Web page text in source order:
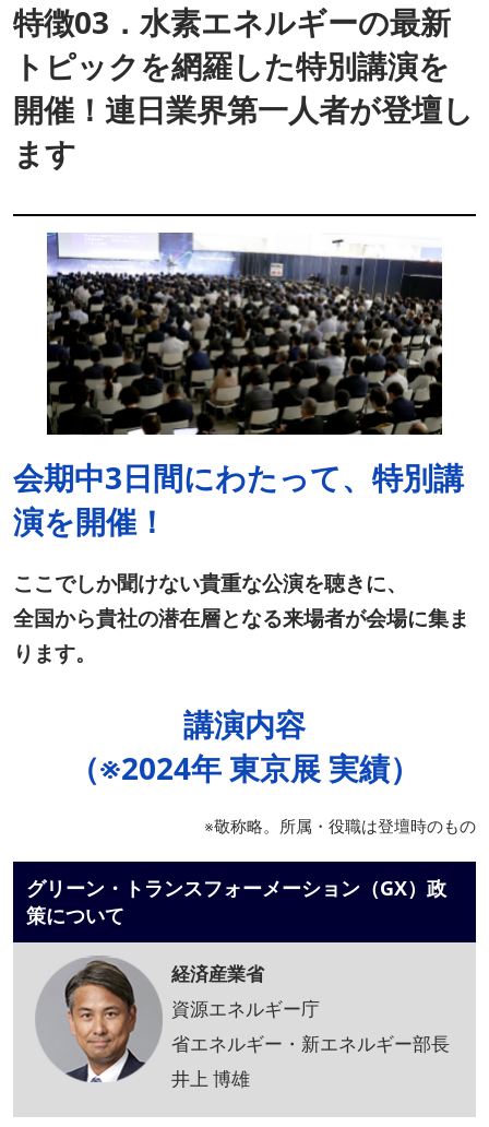
特徴03．水素エネルギーの最新
トピックを網羅した特別講演を
開催！連日業界第一人者が登壇し
ます
会期中3日間にわたって、特別講
演を開催！
ここでしか聞けない貴重な公演を聴きに、
全国から貴社の潜在層となる来場者が会場に集ま
ります。
講演内容
（※2024年 東京展 実績）
※敬称略。所属・役職は登壇時のもの
グリーン・トランスフォーメーション（GX）政
策について
経済産業省
資源エネルギー庁
省エネルギー・新エネルギー部長
井上 博雄